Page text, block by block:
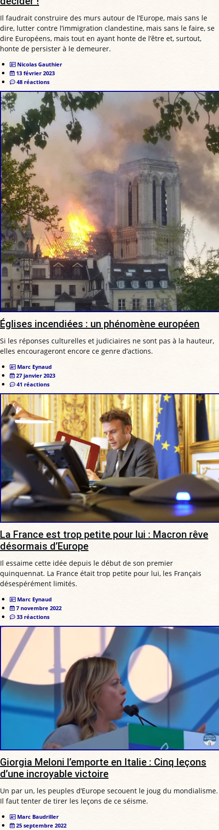
Il faudrait construire des murs autour de l’Europe, mais sans le
dire, lutter contre l’immigration clandestine, mais sans le faire, se
dire Européens, mais tout en ayant honte de l’être et, surtout,
honte de persister à le demeurer.
Nicolas Gauthier
13 février 2023
48 réactions
Églises incendiées : un phénomène européen
Si les réponses culturelles et judiciaires ne sont pas à la hauteur,
elles encourageront encore ce genre d’actions.
Marc Eynaud
27 janvier 2023
41 réactions
La France est trop petite pour lui : Macron rêve
désormais d’Europe
Il essaime cette idée depuis le début de son premier
quinquennat. La France était trop petite pour lui, les Français
désespérément limités.
Marc Eynaud
7 novembre 2022
33 réactions
Giorgia Meloni l’emporte en Italie : Cinq leçons
d’une incroyable victoire
Un par un, les peuples d’Europe secouent le joug du mondialisme.
Il faut tenter de tirer les leçons de ce séisme.
Marc Baudriller
25 septembre 2022